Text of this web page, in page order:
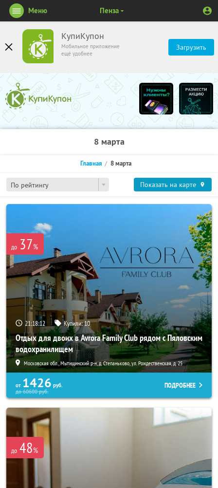
КупиКупон
Мобильное приложение
ещё удобнее
Загрузить
Меню Пенза
8 марта
По рейтингу
Главная 8 марта
Показать на карте
до 37%
21:18:11 Купили:10
Отдых для двоих в Avrora Family Club рядом с Пяловским
водохранилищем
Московская обл., Мытищинский р-н, д. Степаньково, ул. Рождественская, д. 25
от 1426 руб.
до60600руб.
ПОДРОБНЕЕ
до 48%